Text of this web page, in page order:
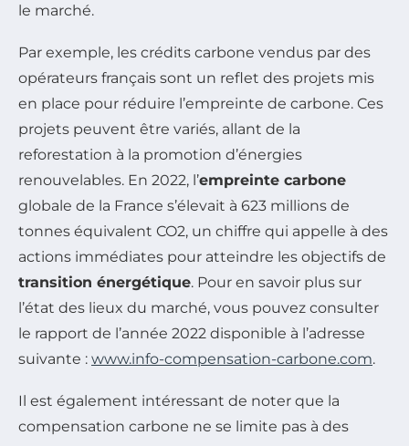
le marché.
Par exemple, les crédits carbone vendus par des
opérateurs français sont un reflet des projets mis
en place pour réduire l’empreinte de carbone. Ces
projets peuvent être variés, allant de la
reforestation à la promotion d’énergies
renouvelables. En 2022, l’empreinte carbone
globale de la France s’élevait à 623 millions de
tonnes équivalent CO2, un chiffre qui appelle à des
actions immédiates pour atteindre les objectifs de
transition énergétique. Pour en savoir plus sur
l’état des lieux du marché, vous pouvez consulter
le rapport de l’année 2022 disponible à l’adresse
suivante : www.info-compensation-carbone.com.
Il est également intéressant de noter que la
compensation carbone ne se limite pas à des